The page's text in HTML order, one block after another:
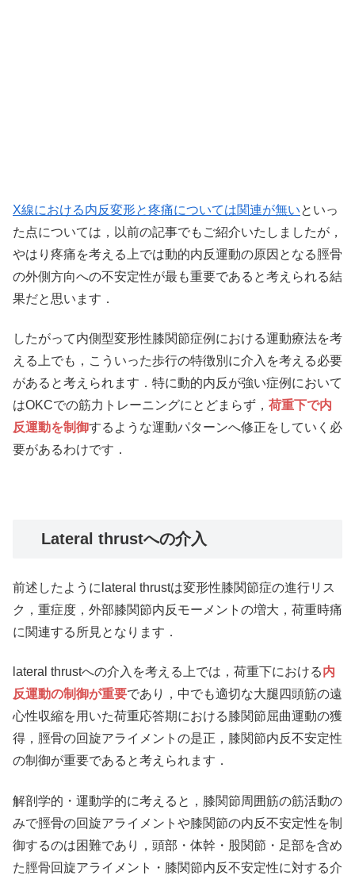
X線における内反変形と疼痛については関連が無いといっ
た点については，以前の記事でもご紹介いたしましたが，
やはり疼痛を考える上では動的内反運動の原因となる脛骨
の外側方向への不安定性が最も重要であると考えられる結
果だと思います．
したがって内側型変形性膝関節症例における運動療法を考
える上でも，こういった歩行の特徴別に介入を考える必要
があると考えられます．特に動的内反が強い症例において
はOKCでの筋力トレーニングにとどまらず， 荷重下で内
反運動を制御するような運動パターンへ修正をしていく必
要があるわけです．
Lateral thrustへの介入
前述したようにlateral thrustは変形性膝関節症の進行リス
ク，重症度，外部膝関節内反モーメントの増大，荷重時痛
に関連する所見となります．
lateral thrustへの介入を考える上では，荷重下における内
反運動の制御が重要であり，中でも適切な大腿四頭筋の遠
心性収縮を用いた荷重応答期における膝関節屈曲運動の獲
得，脛骨の回旋アライメントの是正，膝関節内反不安定性
の制御が重要であると考えられます．
解剖学的・運動学的に考えると，膝関節周囲筋の筋活動の
みで脛骨の回旋アライメントや膝関節の内反不安定性を制
御するのは困難であり，頭部・体幹・股関節・足部を含め
た脛骨回旋アライメント・膝関節内反不安定性に対する介